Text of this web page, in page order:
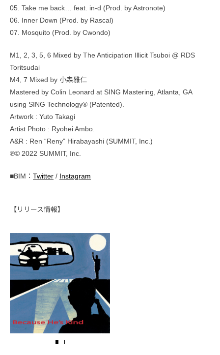
05. Take me back… feat. in-d (Prod. by Astronote)
06. Inner Down (Prod. by Rascal)
07. Mosquito (Prod. by Cwondo)
M1, 2, 3, 5, 6 Mixed by The Anticipation Illicit Tsuboi @ RDS
Toritsudai
M4, 7 Mixed by 小森雅仁
Mastered by Colin Leonard at SING Mastering, Atlanta, GA
using SING Technology® (Patented).
Artwork : Yuto Takagi
Artist Photo : Ryohei Ambo.
A&R : Ren “Reny” Hirabayashi (SUMMIT, Inc.)
℗© 2022 SUMMIT, Inc.
■BIM： Twitter / Instagram
【リリース情報】